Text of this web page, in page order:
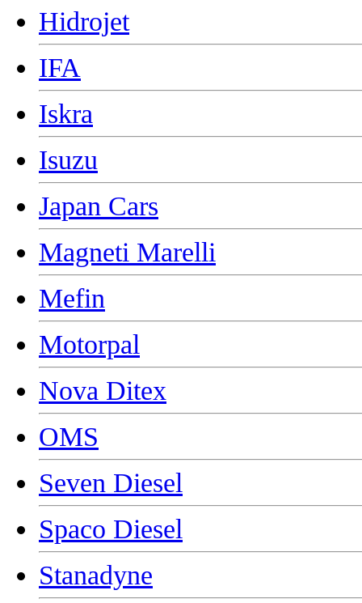
Hidrojet
IFA
Iskra
Isuzu
Japan Cars
Magneti Marelli
Mefin
Motorpal
Nova Ditex
OMS
Seven Diesel
Spaco Diesel
Stanadyne